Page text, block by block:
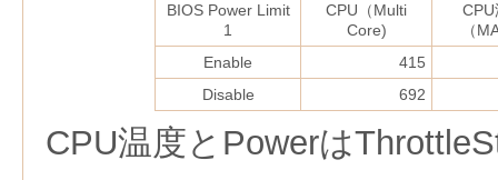
BIOS Power Limit
1
CPU（Multi
Core)
CPU
（
Enable
415
Disable
692
CPU温度とPowerは